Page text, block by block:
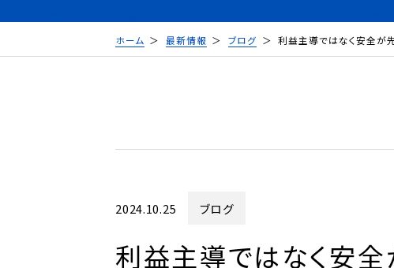
ホーム 最新情報 ブログ 利益主導ではなく安全
2024.10.25 ブログ
利益主導ではなく